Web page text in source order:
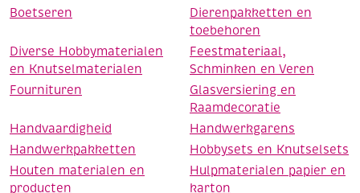
Boetseren
Dierenpakketten en
toebehoren
Diverse Hobbymaterialen
en Knutselmaterialen
Feestmateriaal,
Schminken en Veren
Fournituren
Glasversiering en
Raamdecoratie
Handvaardigheid
Handwerkgarens
Handwerkpakketten
Hobbysets en Knutselsets
Houten materialen en
producten
Hulpmaterialen papier en
karton